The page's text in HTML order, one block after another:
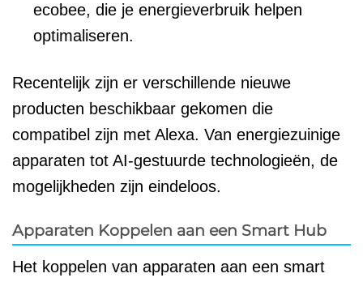
ecobee, die je energieverbruik helpen
optimaliseren.
Recentelijk zijn er verschillende nieuwe
producten beschikbaar gekomen die
compatibel zijn met Alexa. Van energiezuinige
apparaten tot AI-gestuurde technologieën, de
mogelijkheden zijn eindeloos.
Apparaten Koppelen aan een Smart Hub
Het koppelen van apparaten aan een smart